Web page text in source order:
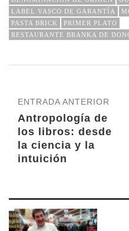
LABEL VASCO DE GARANTÍA
PASTA BRICK
PRIMER PLATO
RESTAURANTE BRANKA DE
ENTRADA ANTERIOR
Antropología de
los libros: desde
la ciencia y la
intuición